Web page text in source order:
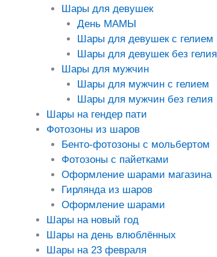
Шары для девушек
День МАМЫ
Шары для девушек с гелием
Шары для девушек без гелия
Шары для мужчин
Шары для мужчин с гелием
Шары для мужчин без гелия
Шары на гендер пати
Фотозоны из шаров
Бенто-фотозоны с мольбертом
Фотозоны с пайетками
Оформление шарами магазина
Гирлянда из шаров
Оформление шарами
Шары на новый год
Шары на день влюблённых
Шары на 23 февраля